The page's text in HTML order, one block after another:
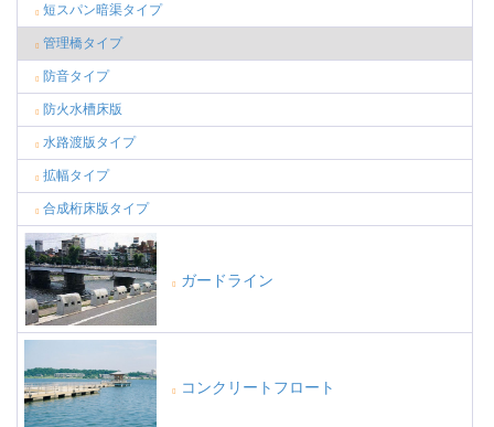
短スパン暗渠タイプ
管理橋タイプ
防音タイプ
防火水槽床版
水路渡版タイプ
拡幅タイプ
合成桁床版タイプ
ガードライン
コンクリートフロート